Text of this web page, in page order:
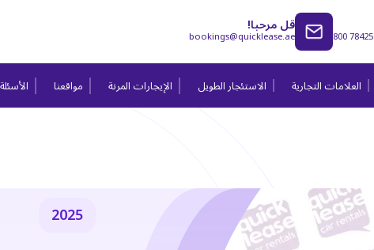
800 78425 قل مرحبا!
bookings@quicklease.ae
العلامات التجارية الاستئجار الطويل الإيجارات المرنة مواقعنا
2025